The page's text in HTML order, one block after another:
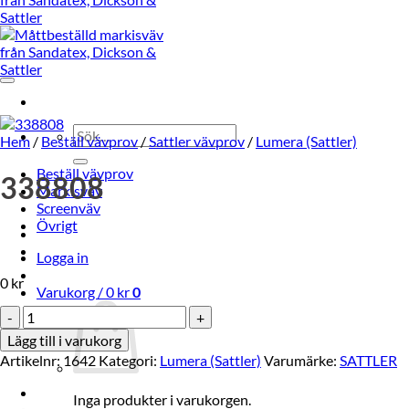
Sök
efter:
Beställ vävprov
Markisväv
Screenväv
Övrigt
Logga in
Varukorg /0 kr0
Inga produkter i varukorgen.
Hem / Beställ vävprov /Sattler vävprov / Lumera (Sattler)
338808
0 kr
338808
mängd
Lägg till i varukorg
Artikelnr: 1642 Kategori: Lumera (Sattler) Varumärke: SATTLER